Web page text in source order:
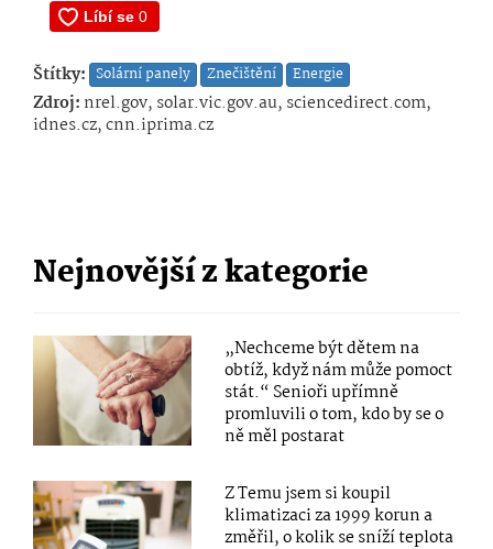
Štítky: Solární panely Znečištění Energie
Zdroj: nrel.gov, solar.vic.gov.au, sciencedirect.com,
idnes.cz, cnn.iprima.cz
Nejnovější z kategorie
„Nechceme být dětem na
obtíž, když nám může pomoct
stát.“ Senioři upřímně
promluvili o tom, kdo by se o
ně měl postarat
Z Temu jsem si koupil
klimatizaci za 1999 korun a
změřil, o kolik se sníží teplota